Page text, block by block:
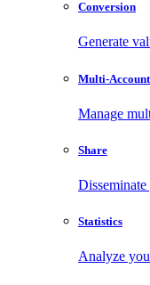
Conversion
Generate
Multi-
Manage
Share
Statistics
Analyze